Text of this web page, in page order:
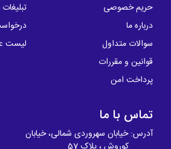
حریم خصوصی
درباره ما
سوالات متداول
قوانین و مقررات
پرداخت امن
لیست
تماس با ما
آدرس: خیابان سهروردی شمالی، خیابان